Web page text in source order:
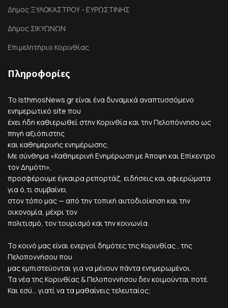
Δήμος ΞΥΛΟΚΑΣΤΡΟΥ - ΕΥΡΩΣΤΙΝΗΣ
Δήμος ΣΙΚΥΩΝΩΝ
Επιμελητήριο Κορινθίας
Πληροφορίες
Το IsthmosNews.gr είναι ένα δυναμικά αναπτυσσόμενο
ενημερωτικό site που
έχει ήδη καθιερωθεί στην Κορινθία και την Πελοπόννησο ως
πηγή αξιόπιστης
και καθημερινής ενημέρωσης.
Με σύνθημα «Καθημερινή Ενημέρωση με Άποψη και Επίκεντρο
τον Δημότη»,
προσφέρουμε έγκαιρα ρεπορτάζ, ειδήσεις και αφιερώματα
για ό,τι συμβαίνει
στον τόπο μας — από την τοπική αυτοδιοίκηση και την
οικονομία, μέχρι τον
πολιτισμό, τον τουρισμό και την κοινωνία.
Το κοινό μας είναι ενεργοί δημότες της Κορινθίας , της
Πελοποννήσου που
μας εμπιστεύονται για να μένουν πάντα ενημερωμένοι.
Τα νέα της Κορινθίας & Πελοποννήσου δεν κοιμούνται ποτέ.
Και εσύ... γιατί να τα μαθαίνεις τελευταίος;